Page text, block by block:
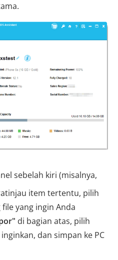
sebelah kiri (misalnya,
item tertentu, pilih
yang ingin Anda
di bagian atas, pilih
dan simpan ke PC